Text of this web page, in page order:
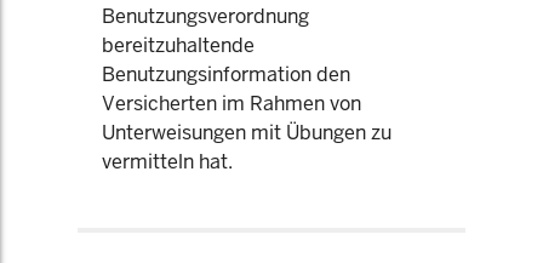
Benutzungsverordnung
bereitzuhaltende
Benutzungsinformation den
Versicherten im Rahmen von
Unterweisungen mit Übungen zu
vermitteln hat.